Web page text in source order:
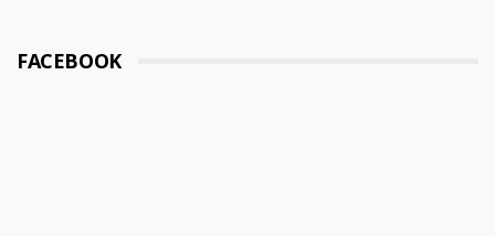
FACEBOOK